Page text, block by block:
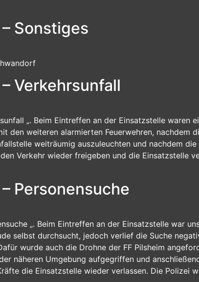
Sonstiges
Verkehrsunfall
„. Beim Eintreffen an der Einsatzstelle waren
den weiteren alarmierten Feuerwehren, nachdem
weiträumig auszuleuchten und nachdem
Verkehr wieder freigeben und die Einsatzstelle
Personensuche
„. Beim Eintreffen an der Einsatzstelle war
selbst durchsucht, jedoch verlief die Suche
wurde auch die Drohne der FF Pilsheim
näheren Umgebung aufgegriffen und
die Einsatzstelle wieder verlassen. Die Polizei